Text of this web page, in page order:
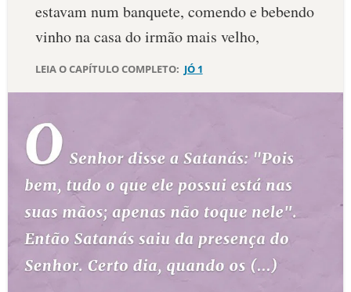
10 MANDAMENTOS
ESTUDOS BÍBLICOS
TEMAS
PERGUNTE À BÍBLIA IA
TERMO BÍBLICO JOGOS
QUEM SOMOS
estavam num banquete, comendo e bebendo
vinho na casa do irmão mais velho,
LEIA O CAPÍTULO COMPLETO: JÓ 1